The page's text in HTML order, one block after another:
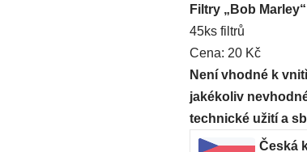
Filtry „Bob
45ks filtrů
Cena: 20 Kč
Není vhodné k
jakékoliv
technické užití a
Česká